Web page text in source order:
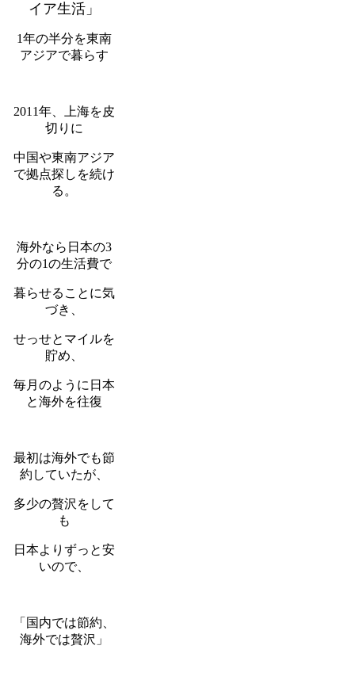
イア生活」
1年の半分を東南
アジアで暮らす
2011年、上海を皮
切りに
中国や東南アジア
で拠点探しを続け
る。
海外なら日本の3
分の1の生活費で
暮らせることに気
づき、
せっせとマイルを
貯め、
毎月のように日本
と海外を往復
最初は海外でも節
約していたが、
多少の贅沢をして
も
日本よりずっと安
いので、
「国内では節約、
海外では贅沢」